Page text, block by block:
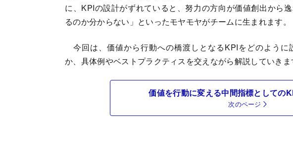
に、KPIの設計がずれていると、努力の方向が価値創出から
るのか分からない」といったモヤモヤがチームに生まれます。
今回は、価値から行動への橋渡しとなるKPIをどのように
か、具体例やベストプラクティスを交えながら解説していきま
価値を行動に変える中間指標としての
次のページ